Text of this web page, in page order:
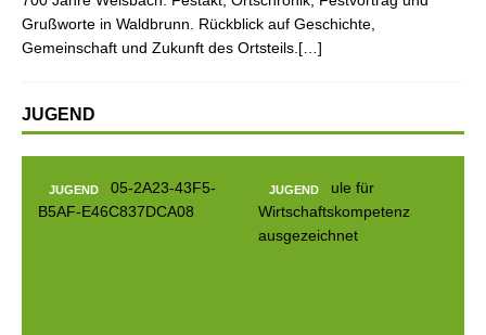
Grußworte in Waldbrunn. Rückblick auf Geschichte,
Gemeinschaft und Zukunft des Ortsteils.[…]
JUGEND
JUGEND JUGEND